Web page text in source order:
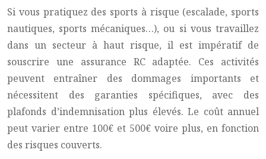
Si vous pratiquez des sports à risque (escalade, sports
nautiques, sports mécaniques…), ou si vous travaillez
dans un secteur à haut risque, il est impératif de
souscrire une assurance RC adaptée. Ces activités
peuvent entraîner des dommages importants et
nécessitent des garanties spécifiques, avec des
plafonds d’indemnisation plus élevés. Le coût annuel
peut varier entre 100€ et 500€ voire plus, en fonction
des risques couverts.